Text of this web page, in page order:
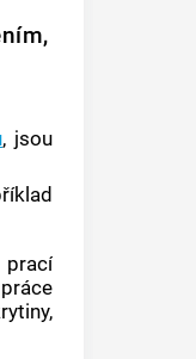
, jsou
prací